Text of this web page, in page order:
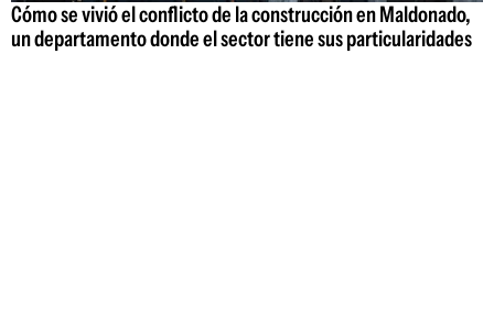
Cómo se vivió el conflicto de la construcción en Maldonado,
un departamento donde el sector tiene sus particularidades